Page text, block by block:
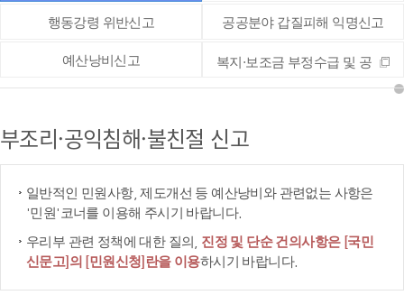
행동강령 위반신고 공공분야 갑질피해 익명신고
예산낭비신고 복지·보조금 부정수급 및 공
부조리·공익침해·불친절 신고
일반적인 민원사항, 제도개선 등 예산낭비와 관련없는 사항은
'민원'코너를 이용해 주시기 바랍니다.
우리부 관련 정책에 대한 질의, 진정 및 단순 건의사항은 [국민
신문고]의 [민원신청]란을 이용하시기 바랍니다.